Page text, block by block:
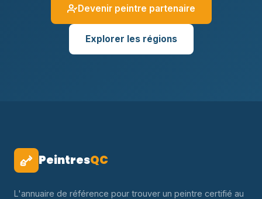
Devenir peintre partenaire
Explorer les régions
PeintresQC
L'annuaire de référence pour trouver un peintre certifié au